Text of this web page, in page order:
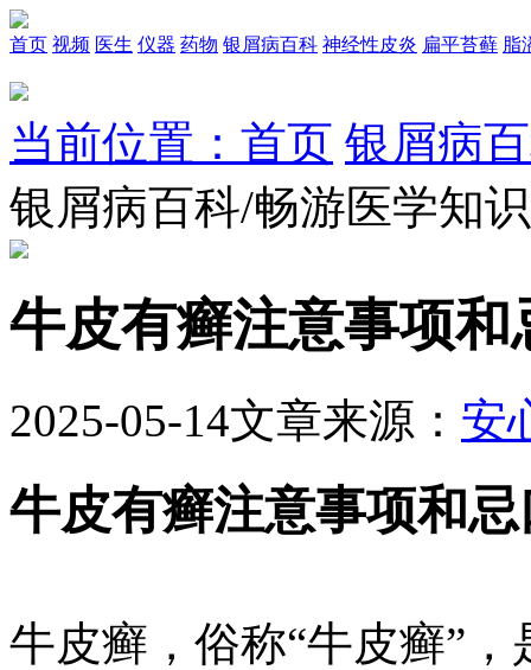
首页 视频 医生 仪器 药物 银屑病百科 神经性皮炎 扁平苔藓 脂
当前位置：首页 银屑病
银屑病百科/畅游医学知
牛皮有癣注意事项和
2025-05-14文章来源： 安
牛皮有癣注意事项和忌
牛皮癣，俗称“牛皮癣”